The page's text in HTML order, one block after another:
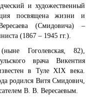
и художественный
посвящена жизни и
(Смидовича) –
(1867 – 1945 гг.).
Гоголевская, 82),
врача Викентия
в Туле XIX века.
родился Витя Смидович,
В. В. Вересаевым.